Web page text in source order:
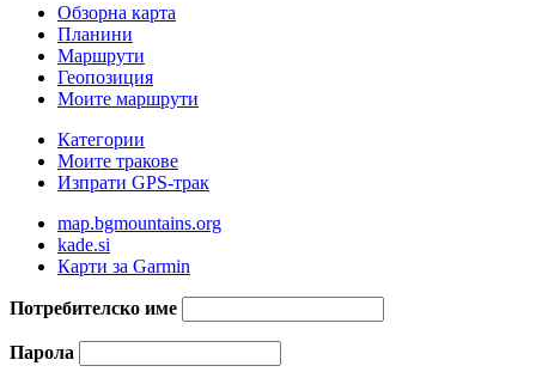
Обзорна карта
Планини
Маршрути
Геопозиция
Моите маршрути
Категории
Моите тракове
Изпрати GPS-трак
map.bgmountains.org
kade.si
Карти за Garmin
Потребителско име
Парола